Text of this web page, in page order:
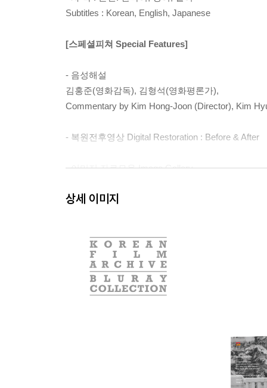
Subtitles : Korean, English, Japanese
[스페셜피쳐 Special Features]
- 음성해설
김홍준(영화감독), 김형석(영화평론가),
Commentary by Kim Hong-Joon (Director), Kim
- 복원전후영상 Digital Restoration : Before & After
- 이미지 자료모음 Image Gallery
상세 이미지